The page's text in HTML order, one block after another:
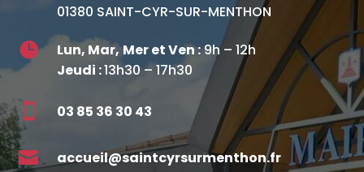
01380 SAINT-CYR-SUR-MENTHON
 Lun, Mar,Mer et Ven :9h – 12h
Jeudi :13h30 – 17h30
 03 85 36 30 43
 accueil@saintcyrsurmenthon.fr